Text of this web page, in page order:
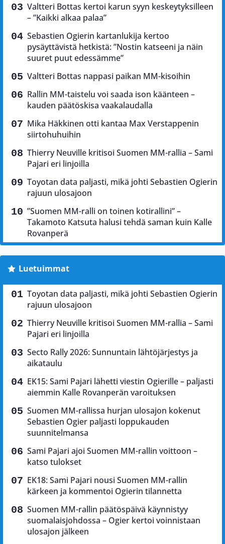
Valtteri Bottas kertoi karun syyn keskeytyksilleen
– ”Kaikki alkaa palaa”
Sebastien Ogierin kartanlukija kertoo
pysäyttävistä hetkistä: ”Nostin katseeni ja näin
suuret puut edessämme”
Valtteri Bottas nappasi paikan MM-kisoihin
Rallin MM-taistelu voi saada ison käänteen –
kauden päätöskisa vaakalaudalla
Mika Häkkinen otti kantaa Max Verstappenin
siirtohuhuihin
Thierry Neuville kritisoi Suomen MM-rallia – Sami
Pajari eri linjoilla
Toyotan data paljasti, mikä johti Sebastien Ogierin
rajuun ulosajoon
”Suomen MM-ralli on toinen kotirallini” –
Takamoto Katsuta halusi tehdä saman kuin Kalle
Rovanperä
Luetuimmat
Toyotan data paljasti, mikä johti Sebastien Ogierin
rajuun ulosajoon
Thierry Neuville kritisoi Suomen MM-rallia – Sami
Pajari eri linjoilla
Secto Rally 2026: Sunnuntain lähtöjärjestys ja
aikataulu
EK15: Sami Pajari lähetti viestin Ogierille – paljasti
aiemmin Kalle Rovanperän varoituksen
Suomen MM-rallissa hurjan ulosajon kokenut
Sebastien Ogier paljasti loppukauden
suunnitelmansa
Sami Pajari ajoi Suomen MM-rallin voittoon –
katso tulokset
EK18: Sami Pajari nousi Suomen MM-rallin
kärkeen ja kommentoi Ogierin tilannetta
Suomen MM-rallin päätöspäivä käynnistyy
suomalaisjohdossa – Ogier kertoi voinnistaan
ulosajon jälkeen